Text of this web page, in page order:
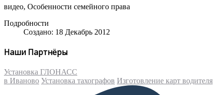
видео, Особенности семейного права
Подробности
Создано: 18 Декабрь 2012
Наши Партнёры
Установка ГЛОНАСС
в Иваново Установка тахографов Изготовление карт водителя